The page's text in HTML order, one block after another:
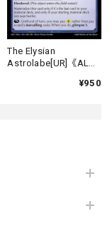
The Elysian
Astrolabe[UR]《ALC
¥950